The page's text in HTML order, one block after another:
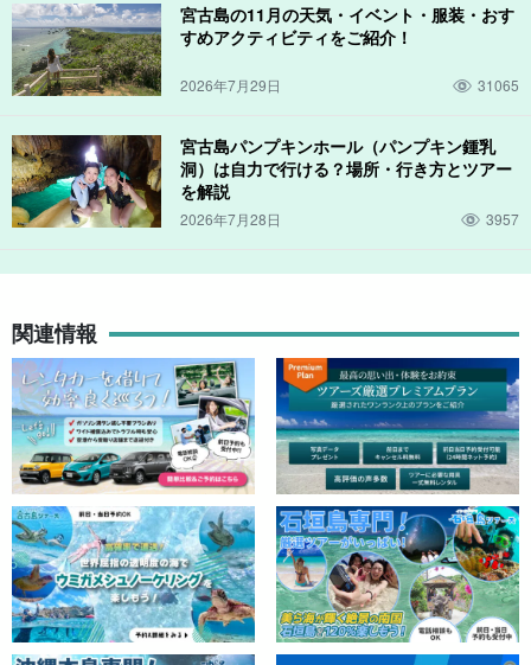
宮古島の11月の天気・イベント・服装・おす
すめアクティビティをご紹介！
2026年7月29日 31065
宮古島パンプキンホール（パンプキン鍾乳
洞）は自力で行ける？場所・行き方とツアー
を解説
2026年7月28日 3957
関連情報